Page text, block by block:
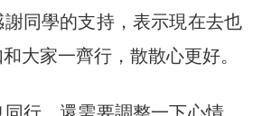
同學的支持，表示現在去也
大家一齊行，散散心更好。